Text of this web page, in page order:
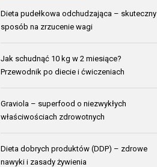
Dieta pudełkowa odchudzająca – skuteczny
sposób na zrzucenie wagi
Jak schudnąć 10 kg w 2 miesiące?
Przewodnik po diecie i ćwiczeniach
Graviola – superfood o niezwykłych
właściwościach zdrowotnych
Dieta dobrych produktów (DDP) – zdrowe
nawyki i zasady żywienia